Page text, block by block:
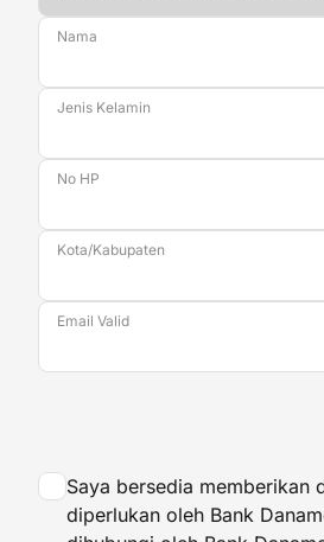
Nama
Jenis Kelamin
No HP
Kota/Kabupaten
Email Valid
Saya bersedia memberikan
diperlukan oleh Bank